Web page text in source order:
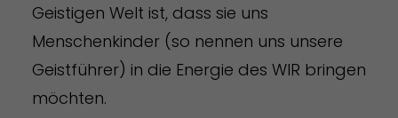
Geistigen Welt ist, dass sie uns
Menschenkinder (so nennen uns unsere
Geistführer) in die Energie des WIR bringen
möchten.